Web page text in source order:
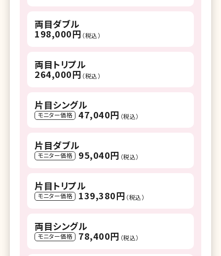
両目ダブル
198,000円 （税込）
両目トリプル
264,000円 （税込）
片目シングル
モニター価格 47,040円 （税込）
片目ダブル
モニター価格 95,040円 （税込）
片目トリプル
モニター価格 139,380円 （税込）
両目シングル
モニター価格 78,400円 （税込）